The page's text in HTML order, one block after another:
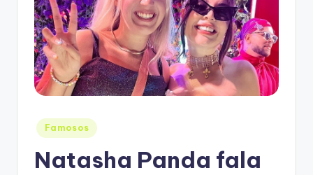
Posted
in
Famosos
Natasha Panda fala